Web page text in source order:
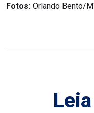
Fotos: Orlando Bento/